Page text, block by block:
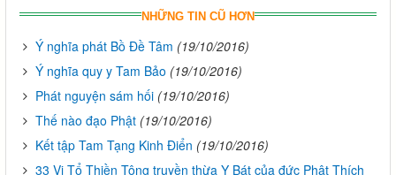
NHỮNG TIN CŨ HƠN
Ý nghĩa phát Bồ Đề Tâm (19/10/2016)
Ý nghĩa quy y Tam Bảo (19/10/2016)
Phát nguyện sám hối (19/10/2016)
Thế nào đạo Phật (19/10/2016)
Kết tập Tam Tạng Kinh Điển (19/10/2016)
33 Vị Tổ Thiền Tông truyền thừa Y Bát của đức Phật Thích